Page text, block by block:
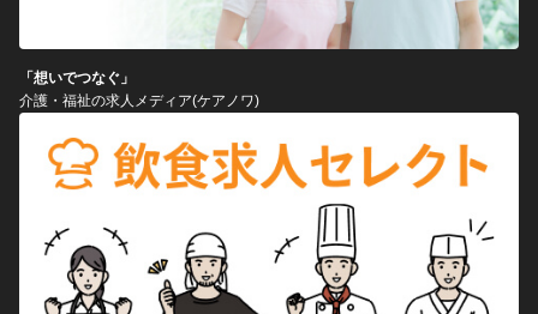
「想いでつなぐ」
介護・福祉の求人メディア(ケアノワ)